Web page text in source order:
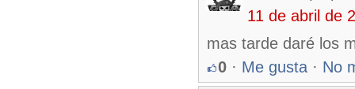
11 de abril de
mas tarde daré los
0 · Me gusta · No